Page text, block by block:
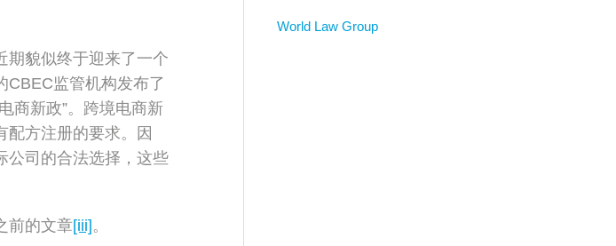
期貌似终于迎来了一个
CBEC监管机构发布了
商新政”。跨境电商新
配方注册的要求。因
公司的合法选择，这些
前的文章[iii] 。
World Law Group